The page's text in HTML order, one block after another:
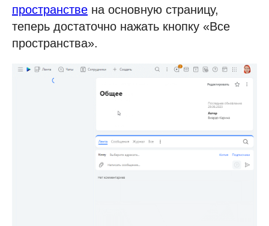
пространстве на основную страницу,
теперь достаточно нажать кнопку «Все
пространства».